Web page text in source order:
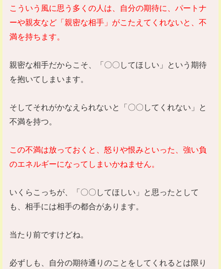
こういう風に思う多くの人は、自分の期待に、パートナ
ーや親友など「親密な相手」がこたえてくれないと、不
満を持ちます。
親密な相手だからこそ、「〇〇してほしい」という期待
を抱いてしまいます。
そしてそれがかなえられないと「〇〇してくれない」と
不満を持つ。
この不満は放っておくと、怒りや恨みといった、強い負
のエネルギーになってしまいかねません。
いくらこっちが、「〇〇してほしい」と思ったとして
も、相手には相手の都合があります。
当たり前ですけどね。
必ずしも、自分の期待通りのことをしてくれるとは限り